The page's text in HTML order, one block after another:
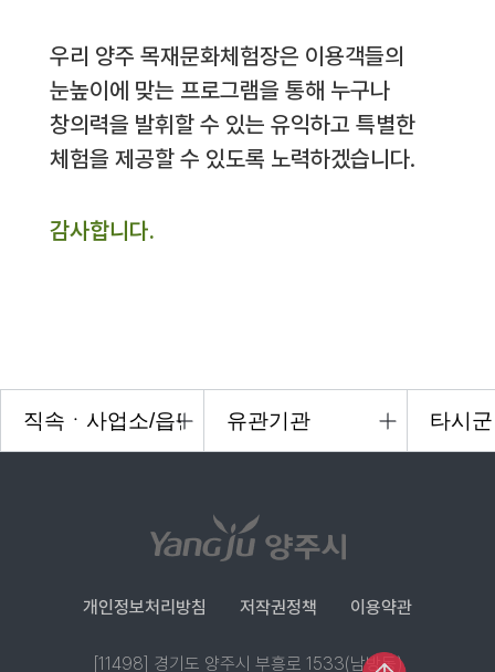
우리 양주 목재문화체험장은 이용객들의
눈높이에 맞는 프로그램을 통해 누구나
창의력을 발휘할 수 있는 유익하고 특별한
체험을 제공할 수 있도록 노력하겠습니다.
감사합니다.
개인정보처리방침 저작권정책 이용약관
[11498] 경기도 양주시 부흥로 1533(남방동)